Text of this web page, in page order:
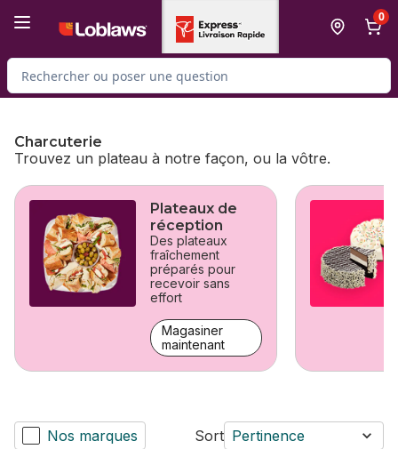
0
Rechercher des produits
Charcuterie
Trouvez un plateau à notre façon, ou la vôtre.
sauter Charcuterie
Plateaux de
réception
Des plateaux
fraîchement
préparés pour
recevoir sans
effort
Magasiner
maintenant
Nos marques Sort Pertinence